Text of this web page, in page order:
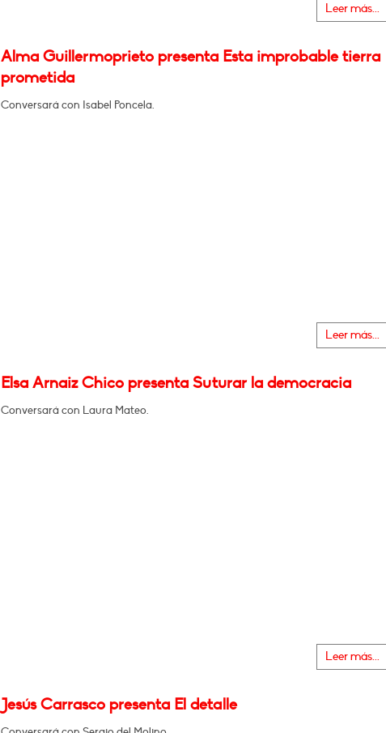
Leer más...
Alma Guillermoprieto presenta Esta improbable tierra
prometida
Conversará con Isabel Poncela.
Leer más...
Elsa Arnaiz Chico presenta Suturar la democracia
Conversará con Laura Mateo.
Leer más...
Jesús Carrasco presenta El detalle